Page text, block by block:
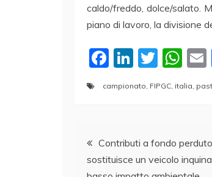
caldo/freddo, dolce/salato.
piano di lavoro, la divisione
F
c
b
o
Li
n
k
dI
n
T
w
itt
W
h
at
A
p
campionato FIPGC italia
Navigazione
articoli
Contributi a fondo
sostituisce un veicolo